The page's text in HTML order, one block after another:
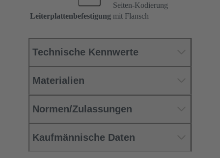
Seiten-Kodierung
Leiterplattenbefestigung mit Flansch
Technische Kennwerte
Materialien
Normen/Zulassungen
Kaufmännische Daten